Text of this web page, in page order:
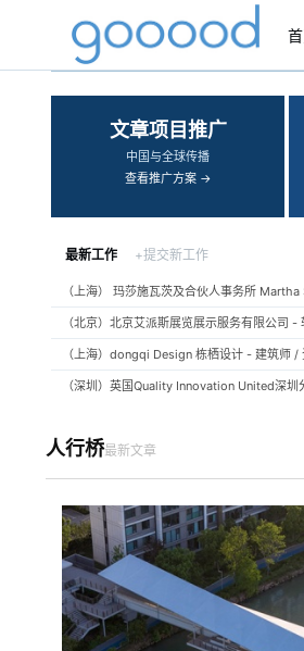
‹ ›
文章项目推广
中国与全球传播
查看推广方案 →
最新工作 +提交新工作
人行桥最新文章